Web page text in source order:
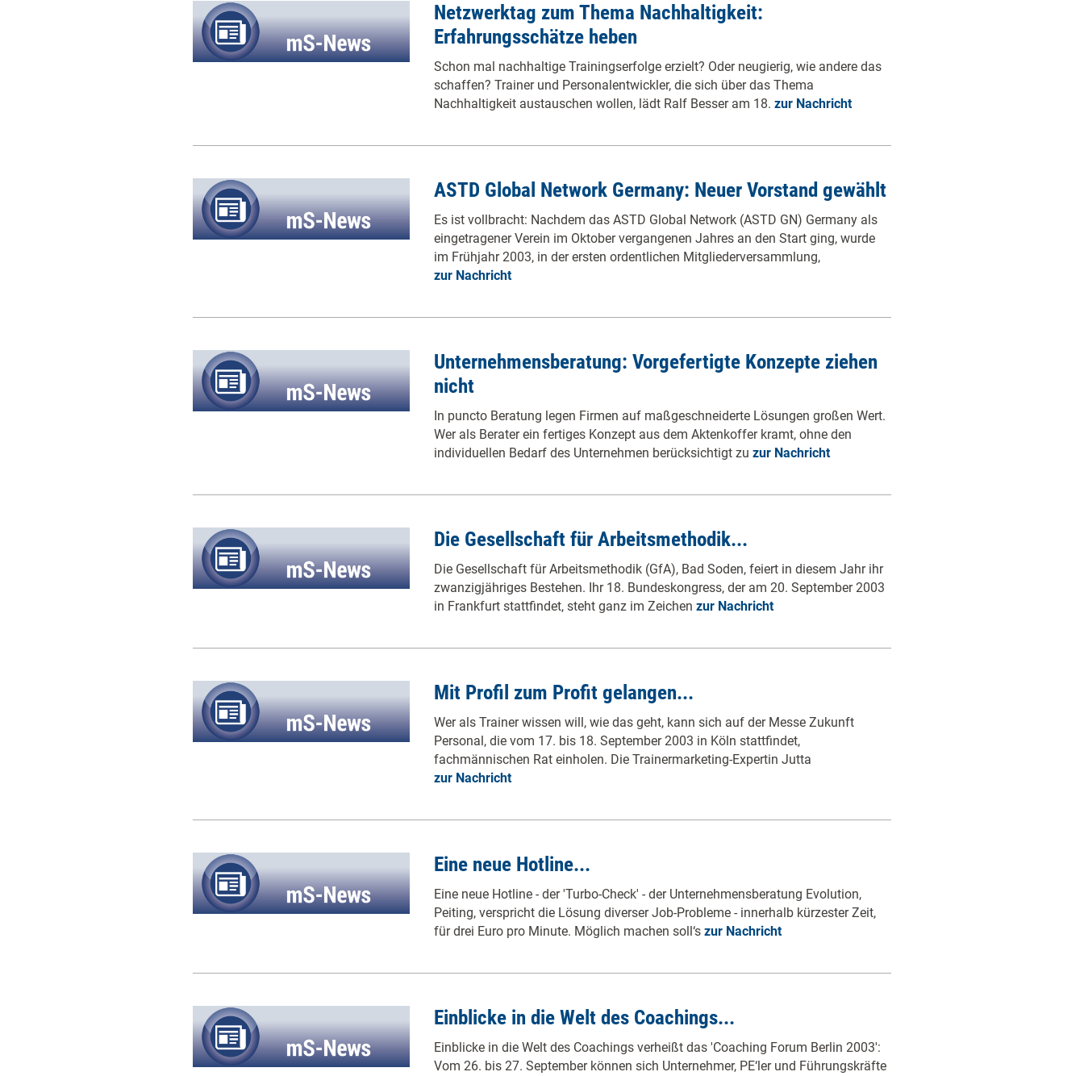
Netzwerktag zum Thema Nachhaltigkeit:
Erfahrungsschätze heben
Schon mal nachhaltige Trainingserfolge erzielt? Oder neugierig, wie andere das
schaffen? Trainer und Personalentwickler, die sich über das Thema
Nachhaltigkeit austauschen wollen, lädt Ralf Besser am 18. zur Nachricht
ASTD Global Network Germany: Neuer Vorstand gewählt
Es ist vollbracht: Nachdem das ASTD Global Network (ASTD GN) Germany als
eingetragener Verein im Oktober vergangenen Jahres an den Start ging, wurde
im Frühjahr 2003, in der ersten ordentlichen Mitgliederversammlung,
zur Nachricht
Unternehmensberatung: Vorgefertigte Konzepte ziehen
nicht
In puncto Beratung legen Firmen auf maßgeschneiderte Lösungen großen Wert.
Wer als Berater ein fertiges Konzept aus dem Aktenkoffer kramt, ohne den
individuellen Bedarf des Unternehmen berücksichtigt zu zur Nachricht
Die Gesellschaft für Arbeitsmethodik...
Die Gesellschaft für Arbeitsmethodik (GfA), Bad Soden, feiert in diesem Jahr ihr
zwanzigjähriges Bestehen. Ihr 18. Bundeskongress, der am 20. September 2003
in Frankfurt stattfindet, steht ganz im Zeichen zur Nachricht
Mit Profil zum Profit gelangen...
Wer als Trainer wissen will, wie das geht, kann sich auf der Messe Zukunft
Personal, die vom 17. bis 18. September 2003 in Köln stattfindet,
fachmännischen Rat einholen. Die Trainermarketing-Expertin Jutta
zur Nachricht
Eine neue Hotline...
Eine neue Hotline - der 'Turbo-Check' - der Unternehmensberatung Evolution,
Peiting, verspricht die Lösung diverser Job-Probleme - innerhalb kürzester Zeit,
für drei Euro pro Minute. Möglich machen soll‘s zur Nachricht
Einblicke in die Welt des Coachings...
Einblicke in die Welt des Coachings verheißt das 'Coaching Forum Berlin 2003':
Vom 26. bis 27. September können sich Unternehmer, PE‘ler und Führungskräfte